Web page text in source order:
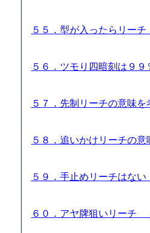
５５．型が入ったらリー
５６．ツモり四暗刻は９
５７．先制リーチの意味
５８．追いかけリーチの
５９．手止めリーチはな
６０．アヤ牌狙いリーチ